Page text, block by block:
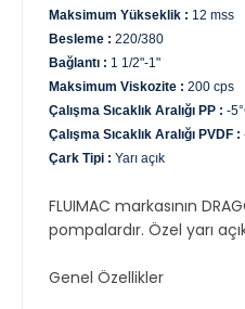
Maksimum Yükseklik : 12 mss
Besleme : 220/380
Bağlantı : 1 1/2"-1"
Maksimum Viskozite : 200 cps
Çalışma Sıcaklık Aralığı PP : -
Çalışma Sıcaklık Aralığı PVDF :
Çark Tipi : Yarı açık
FLUIMAC markasının
pompalardır. Özel yarı
Genel Özellikler